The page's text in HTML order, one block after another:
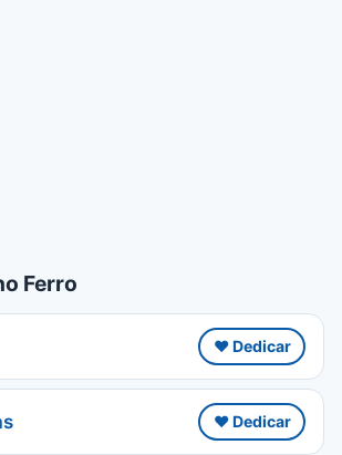
Ferro
❤️ Dedicar
❤️ Dedicar